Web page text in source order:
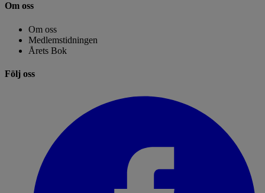
Om oss
Om oss
Medlemstidningen
Årets Bok
Följ oss